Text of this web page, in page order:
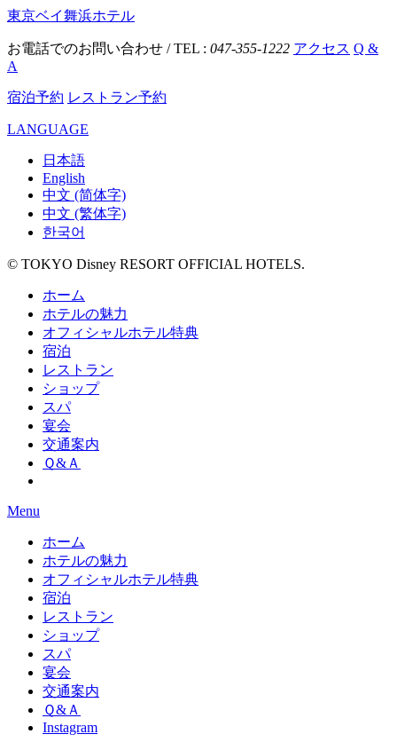
東京ベイ舞浜ホテル
お電話でのお問い合わせ / TEL : 047-355-1222 アクセス Q &
A
宿泊予約 レストラン予約
LANGUAGE
日本語
English
中文 (简体字)
中文 (繁体字)
한국어
© TOKYO Disney RESORT OFFICIAL HOTELS.
ホーム
ホテルの魅力
オフィシャルホテル特典
宿泊
レストラン
ショップ
スパ
宴会
交通案内
Ｑ&Ａ
Menu
ホーム
ホテルの魅力
オフィシャルホテル特典
宿泊
レストラン
ショップ
スパ
宴会
交通案内
Ｑ&Ａ
Instagram